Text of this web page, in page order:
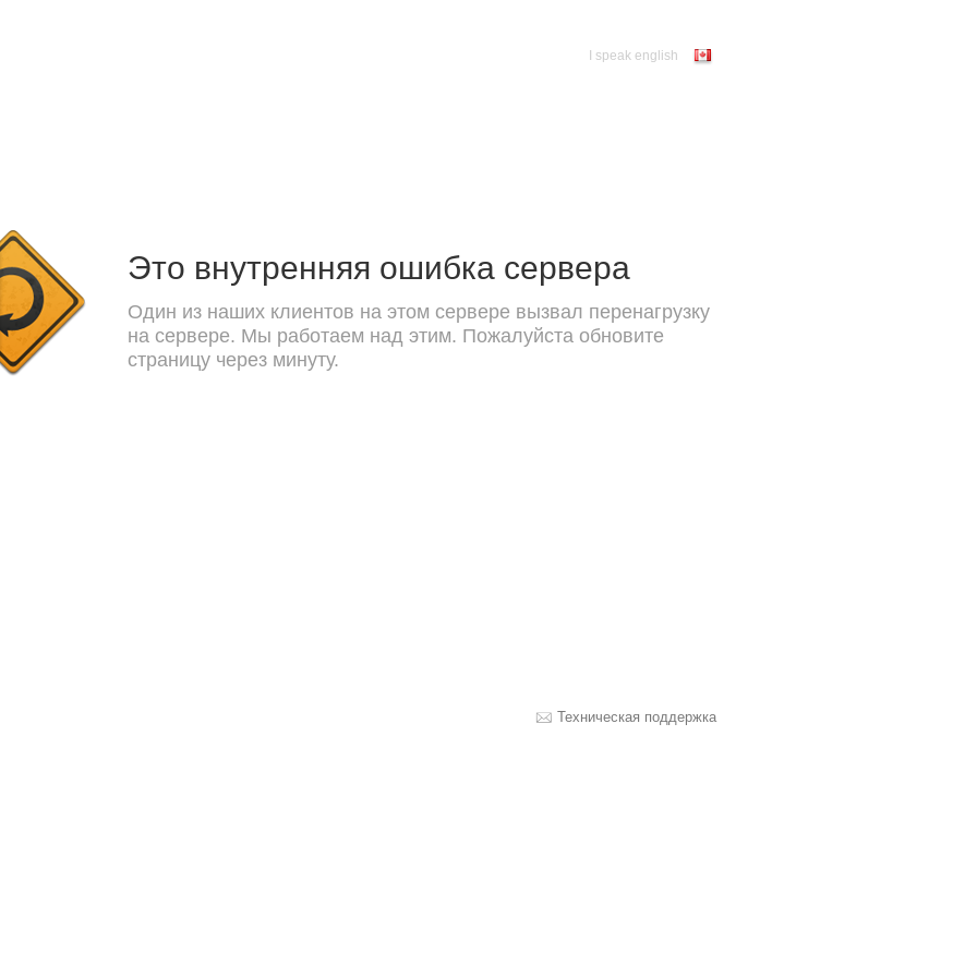
I speak english
Это внутренняя ошибка сервера
Один из наших клиентов на этом сервере вызвал перенагрузку
на сервере. Мы работаем над этим. Пожалуйста обновите
страницу через минуту.
Техническая поддержка